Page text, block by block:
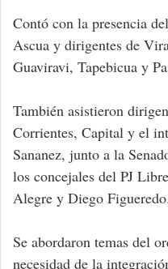
Contó con la presencia
Ascua y dirigentes de
Guaviravi, Tapebicua y
También asistieron
Corrientes, Capital y el
Sananez, junto a la
los concejales del PJ
Alegre y Diego Figueredo.
Se abordaron temas del
necesidad de la